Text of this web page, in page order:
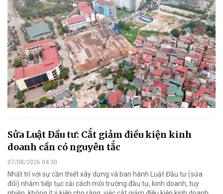
Sửa Luật Đầu tư: Cắt giảm điều kiện kinh
doanh cần có nguyên tắc
07/08/2026 04:30
Nhất trí với sự cần thiết xây dựng và ban hành Luật Đầu tư (sửa
đổi) nhằm tiếp tục cải cách môi trường đầu tư, kinh doanh, tuy